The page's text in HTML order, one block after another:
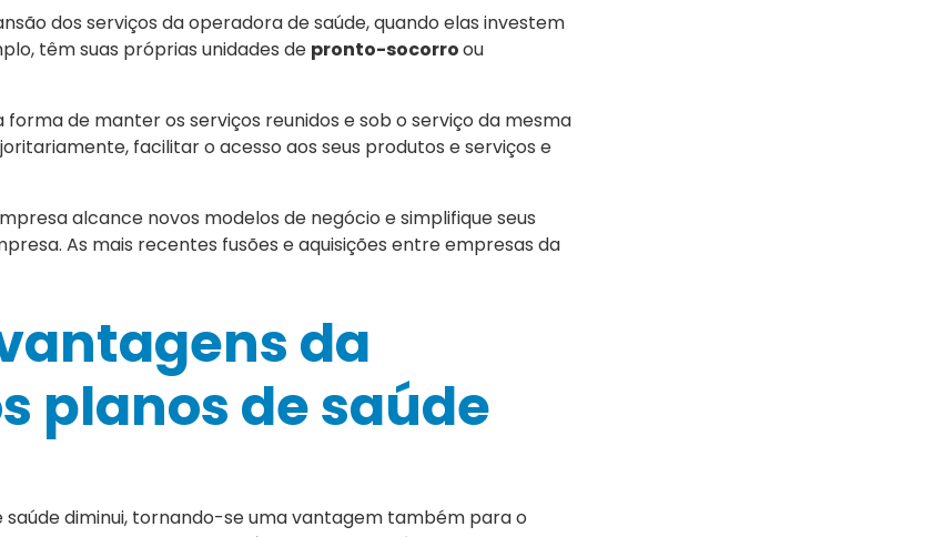
dos serviços da operadora de saúde, quando elas investem
têm suas próprias unidades de pronto-socorroou
de manter os serviços reunidos e sob o serviço da mesma
facilitar o acesso aos seus produtos e serviços e
alcance novos modelos de negócio e simplifique seus
As mais recentes fusões e aquisições entre empresas da
da
planos de saúde
diminui, tornando-se uma vantagem também para o